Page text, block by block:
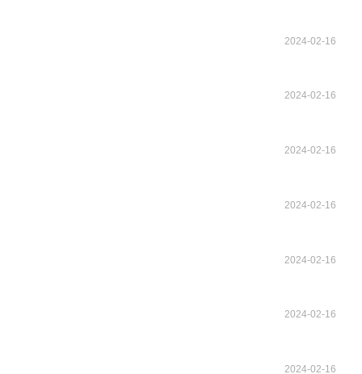
2024-02-16
2024-02-16
2024-02-16
2024-02-16
2024-02-16
2024-02-16
2024-02-16